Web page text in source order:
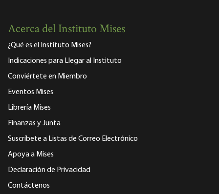
Acerca del Instituto Mises
¿Qué es el Instituto Mises?
Indicaciones para Llegar al Instituto
Conviértete en Miembro
Eventos Mises
Librería Mises
Finanzas y Junta
Suscríbete a Listas de Correo Electrónico
Apoya a Mises
Declaración de Privacidad
Contáctenos